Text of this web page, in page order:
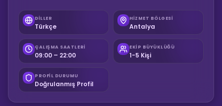
DILLER
Türkçe
HIZMET BÖLGESI
Antalya
ÇALIŞMA SAATLERI
09:00 – 22:00
EKIP BÜYÜKLÜĞÜ
1-5 Kişi
PROFIL DURUMU
Doğrulanmış Profil